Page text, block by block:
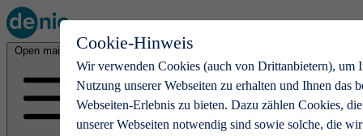
Cookie-Hinweis
Wir verwenden Cookies (auch von Drittanbietern), um
Nutzung unserer Webseiten zu erhalten und Ihnen das
Webseiten-Erlebnis zu bieten. Dazu zählen Cookies,
unserer Webseiten notwendig sind sowie solche, die
Open main menu